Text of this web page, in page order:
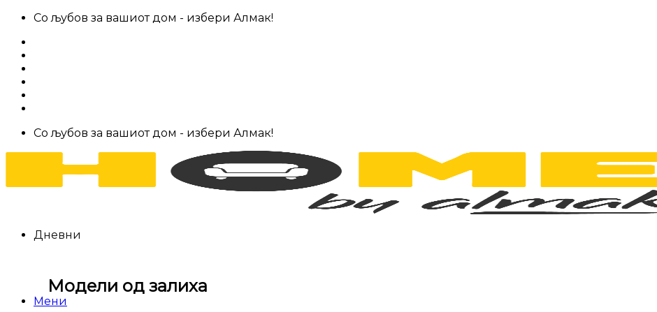
Skip
content
Со љубов за вашиот дом - избери Алмак!
Со љубов за вашиот дом - избери Алмак!
Мени
Дневни
Модели од залиха